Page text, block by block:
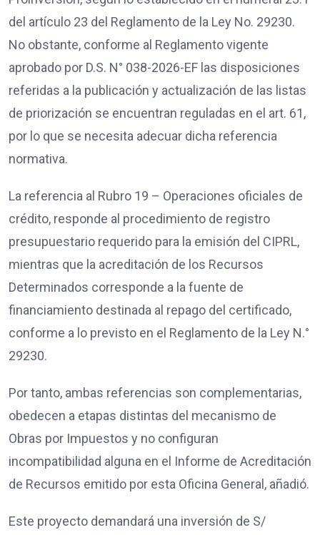
del artículo 23 del Reglamento de la Ley No. 29230.
No obstante, conforme al Reglamento vigente
aprobado por D.S. N° 038-2026-EF las disposiciones
referidas a la publicación y actualización de las listas
de priorización se encuentran reguladas en el art. 61,
por lo que se necesita adecuar dicha referencia
normativa.
La referencia al Rubro 19 – Operaciones oficiales de
crédito, responde al procedimiento de registro
presupuestario requerido para la emisión del CIPRL,
mientras que la acreditación de los Recursos
Determinados corresponde a la fuente de
financiamiento destinada al repago del certificado,
conforme a lo previsto en el Reglamento de la Ley N.°
29230.
Por tanto, ambas referencias son complementarias,
obedecen a etapas distintas del mecanismo de
Obras por Impuestos y no configuran
incompatibilidad alguna en el Informe de Acreditación
de Recursos emitido por esta Oficina General, añadió.
Este proyecto demandará una inversión de S/